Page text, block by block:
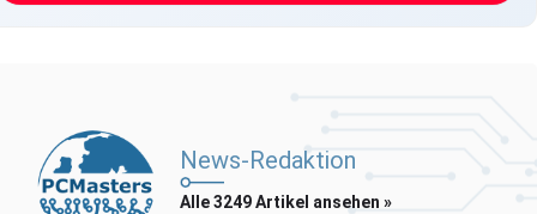
News-Redaktion
Alle 3249 Artikel ansehen »